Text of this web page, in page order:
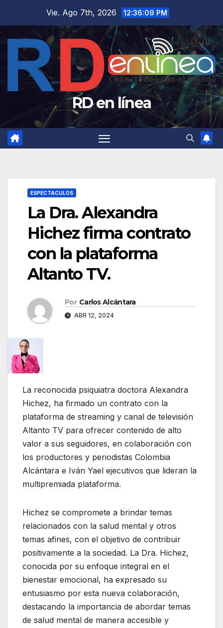
contenido
Vie. Ago 7th, 2026 12:36:10 PM
RD en línea
ESPECTACULOS
La Dra. Alexandra
Hichez firma contrato
con la plataforma
Altanto TV.
Por Carlos Alcántara
ABR 12, 2024
La reconocida psiquiatra doctora Alexandra
Hichez, ha firmado un contrato con la
plataforma de streaming y canal de televisión
Altanto TV para ofrecer contenido de alto
valor a sus seguidores, en colaboración con
los productores y periodistas Colombia
Alcántara e Iván Yael ejecutivos que lideran la
multipremiada plataforma.
Hichez se compromete a brindar temas
relacionados con la salud mental y otros
temas afines, con el objetivo de contribuir
positivamente a la sociedad. La Dra. Hichez,
conocida por su enfoque integral en el
bienestar emocional, ha expresado su
entusiasmo por esta nueva colaboración,
destacando la importancia de abordar temas
de salud mental de manera accesible y